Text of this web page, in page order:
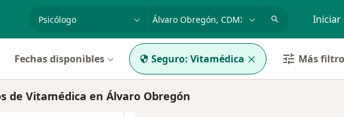
especialidad, enfermedad o nombre
p. ej. Guadalajara Iniciar
Fechas disponibles Seguro: Vitamédica Más
de Vitamédica en Álvaro Obregón